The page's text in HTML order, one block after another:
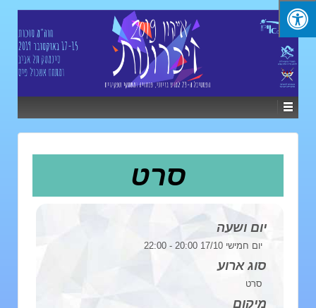
סרט
יום ושעה
יום חמישי 17/10 20:00 - 22:00
סוג ארוע